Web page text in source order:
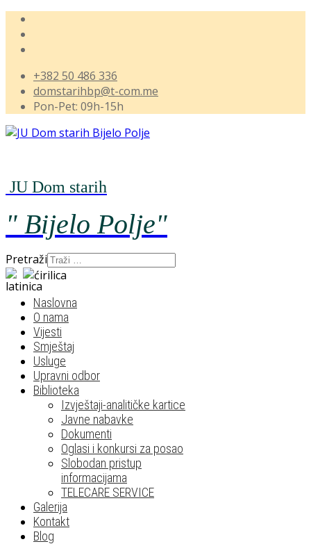
+382 50 486 336
domstarihbp@t-com.me
Pon-Pet: 09h-15h
JU Dom starih
" BijeloPolje"
Pretraži
Naslovna
O nama
Vijesti
Smještaj
Usluge
Upravni odbor
Biblioteka
Izvještaji-analitičke kartice
Javne nabavke
Dokumenti
Oglasi i konkursi za posao
Slobodan pristup
informacijama
TELECARE SERVICE
Galerija
Kontakt
Blog